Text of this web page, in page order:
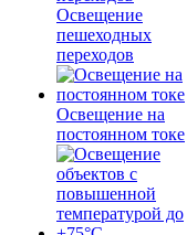
Освещение
пешеходных
переходов
Освещение на
постоянном токе